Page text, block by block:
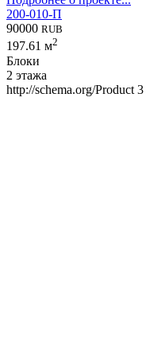
200-010-П
90000 RUB
197.61 м2
Блоки
2 этажа
http://schema.org/Product 3